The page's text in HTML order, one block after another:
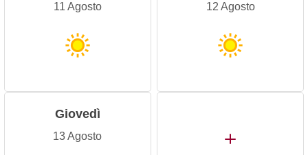
11 Agosto 12 Agosto
Giovedì
13 Agosto